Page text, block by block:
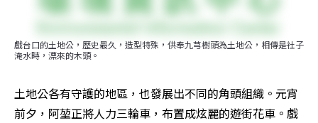
戲台口的土地公，歷史最久，造型特殊，供奉九芎樹頭為土地公，相傳是社子
淹水時，漂來的木頭。
土地公各有守護的地區，也發展出不同的角頭組織。元宵
前夕，阿堃正將人力三輪車，布置成炫麗的遊街花車。戲